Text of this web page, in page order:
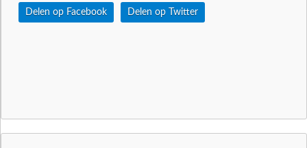
Delen op Facebook Delen op Twitter